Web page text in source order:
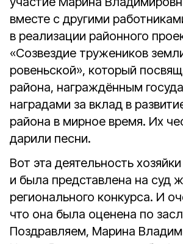
вместе с другими
в реализации районного
«Созвездие тружеников
ровеньской», который
района, награждённым
наградами за вклад в
района в мирное время. Их
дарили песни.
Вот эта деятельность
и была представлена на суд
регионального конкурса. И
что она была оценена по
Поздравляем, Марина